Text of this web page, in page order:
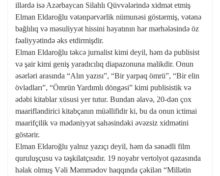
illərdə isə Azərbaycan Silahlı Qüvvələrində xidmət etmiş
Elman Eldaroğlu vətənpərvərlik nümunəsi göstərmiş, vətənə
bağlılıq və məsuliyyət hissini həyatının hər mərhələsində öz
fəaliyyətində əks etdirmişdir.
Elman Eldaroğlu təkcə jurnalist kimi deyil, həm də publisist
və şair kimi geniş yaradıcılıq diapazonuna malikdir. Onun
əsərləri arasında “Alın yazısı”, “Bir yarpaq ömrü”, “Bir elin
övladları”, “Ömrün Yardımlı döngəsi” kimi publisistik və
ədəbi kitablar xüsusi yer tutur. Bundan əlavə, 20-dən çox
maarifləndirici kitabçanın müəllifidir ki, bu da onun ictimai
maarifçilik və mədəniyyət sahəsindəki əvəzsiz xidmətini
göstərir.
Elman Eldaroğlu yalnız yazıçı deyil, həm də sənədli film
quruluşçusu və təşkilatçısıdır. 19 noyabr vertolyot qəzasında
həlak olmuş Vəli Məmmədov haqqında çəkilən “Millətin